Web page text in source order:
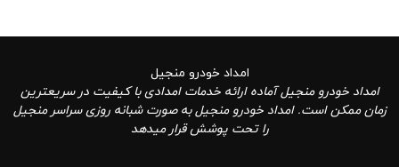
امداد خودرو منجیل
امداد خودرو منجیل آماده ارائه خدمات امدادی با کیفیت در سریعترین
زمان ممکن است. امداد خودرو منجیل به صورت شبانه روزی سراسر منجیل
را تحت پوشش قرار میدهد